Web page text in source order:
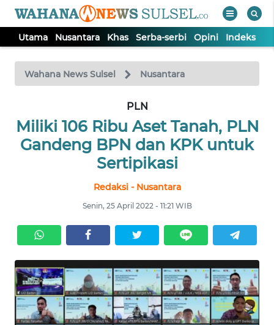
Utama Nusantara Khas Serba-serbi Opini Indeks
Wahana News Sulsel Nusantara
PLN
Miliki 106 Ribu Aset Tanah, PLN
Gandeng BPN dan KPK untuk
Sertipikasi
Redaksi - Nusantara
Senin, 25 April 2022 - 11:21 WIB
TV
Tutup
NUSANTARA
SERBI
OPINI
Informasi
INDEKS